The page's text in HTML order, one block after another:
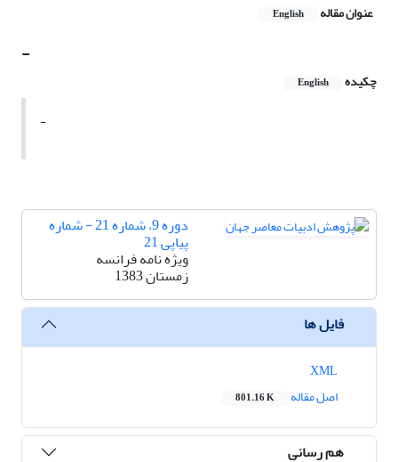
عنوان مقاله English
-
چکیده English
-
دوره 9، شماره 21 - شماره
پیاپی 21
ویژه نامه فرانسه
زمستان 1383
فایل ها
اصل مقاله
801.16 K
هم رسانی